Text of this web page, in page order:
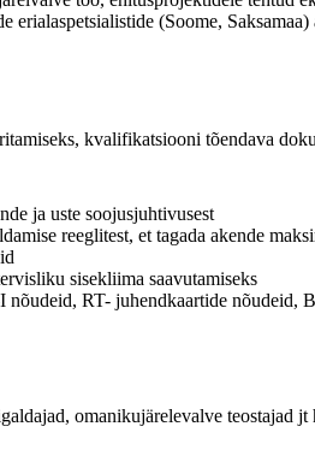
erialaspetsialistide (Soome,
kvalifikatsiooni tõendava
ja uste soojusjuhtivusest
reeglitest, et tagada akende
sisekliima saavutamiseks
RT- juhendkaartide nõudeid,
omanikujärelevalve teostajad jt